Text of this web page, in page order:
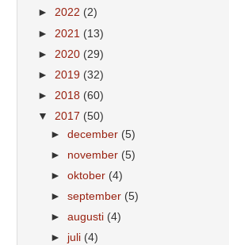
► 2022 (2)
► 2021 (13)
► 2020 (29)
► 2019 (32)
► 2018 (60)
▼ 2017 (50)
►december (5)
► november (5)
►oktober (4)
►september (5)
►augusti (4)
► juli (4)